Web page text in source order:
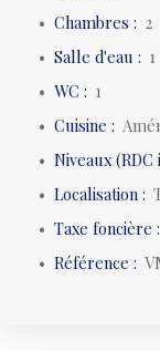
Chambres : 2
Salle d'eau : 1
WC : 1
Cuisine :
Niveaux (RDC
Localisation :
Taxe foncière :
Référence :